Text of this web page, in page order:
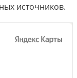
источников.